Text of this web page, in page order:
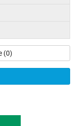
(0)